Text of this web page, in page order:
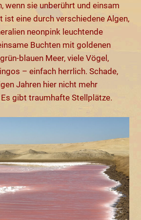
wenn sie unberührt und einsam
ist eine durch verschiedene Algen,
neonpink leuchtende
Buchten mit goldenen
blauen Meer, viele Vögel,
– einfach herrlich. Schade,
Jahren hier nicht mehr
gibt traumhafte Stellplätze.